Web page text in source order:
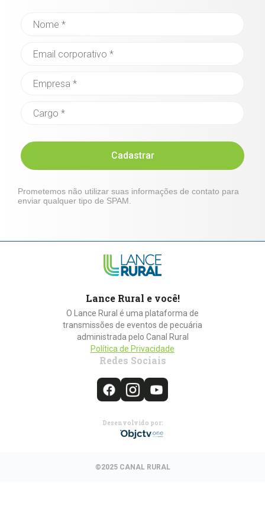
Cadastrar
Prometemos não utilizar suas informações de contato para
enviar qualquer tipo de SPAM.
Lance Rural e você!
O Lance Rural é uma plataforma de
transmissões de eventos de pecuária
administrada pelo Canal Rural
Política de Privacidade
Redes Sociais
Desenvolvido por:
©2025 CANAL RURAL